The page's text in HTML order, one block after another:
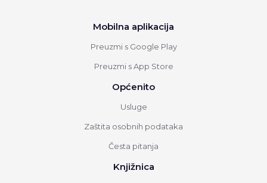
Mobilna aplikacija
Preuzmi s Google Play
Preuzmi s App Store
Općenito
Usluge
Zaštita osobnih podataka
Česta pitanja
Knjižnica